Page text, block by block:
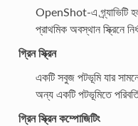
OpenShot-এ গ্র্যাভিটি হল
প্রাথমিক অবস্থান স্ক্রিনে
গ্রিন স্ক্রিন
একটি সবুজ পটভূমি যার
অন্য একটি পটভূমিতে
গ্রিন স্ক্রিন কম্পোজিটিং